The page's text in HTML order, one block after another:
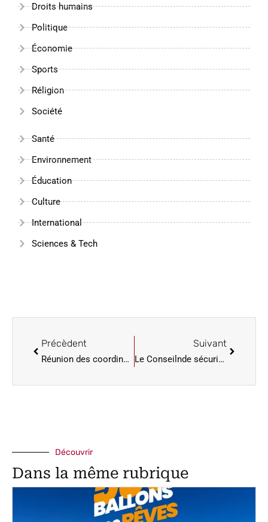
Droits humains
Politique
Économie
Sports
Réligion
Société
Santé
Environnement
Éducation
Culture
International
Sciences & Tech
Précèdent
Réunion des coordinateurs du Forum sur la coopération sino-africaine
Suivant
Le Conseilnde sécurité de l’ONU convoque une réunion d’urgence
Découvrir
Dans la même rubrique